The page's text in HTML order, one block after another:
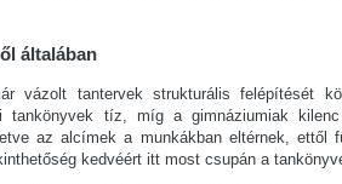
általában
vázolt tantervek strukturális felépítését
tankönyvek tíz, míg a gimnáziumiak
az alcímek a munkákban eltérnek, ettől
kedvéért itt most csupán a